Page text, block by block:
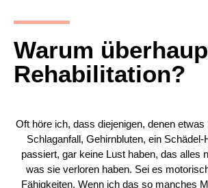
Warum
Rehabilitation?
Oft höre ich, dass diejenigen, denen
Schlaganfall, Gehirnbluten, ein Schädel-
passiert, gar keine Lust haben, das alles
was sie verloren haben. Sei es
Fähigkeiten. Wenn ich das so manches